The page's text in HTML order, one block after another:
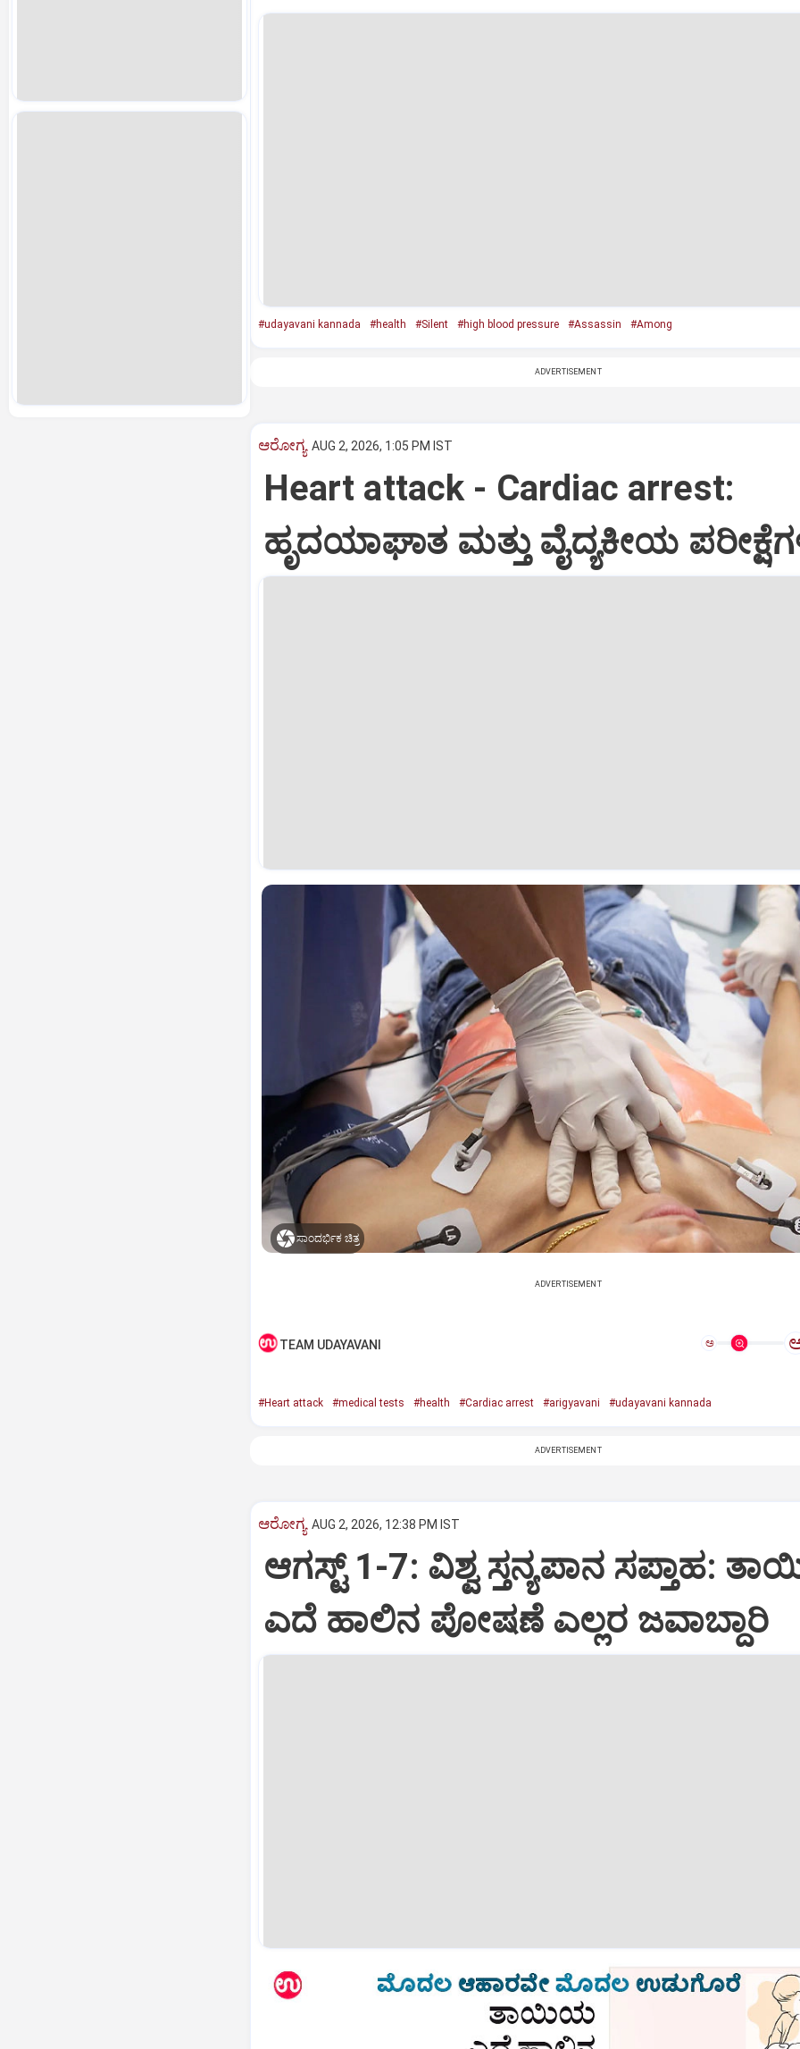
#udayavani kannada #health #Silent #high blood pressure #Assassin #Among
ADVERTISEMENT
ಆರೋಗ್ಯ AUG 2, 2026, 1:05 PM IST
Heart attack - Cardiac arrest:
ಹೃದಯಾಘಾತ ಮತ್ತು ವೈದ್ಯಕೀಯ
ಸಾಂದರ್ಭಿಕ ಚಿತ್ರ
ADVERTISEMENT
TEAM UDAYAVANI ಅ
#Heart attack #medical tests #health #Cardiac arrest #arigyavani #udayavani kannada
ADVERTISEMENT
ಆರೋಗ್ಯ AUG 2, 2026, 12:38 PM IST
ಆಗಸ್ಟ್‌ 1-7: ವಿಶ್ವ ಸ್ತನ್ಯಪಾನ ಸಪ್ತಾಹ:
ಎದೆ ಹಾಲಿನ ಪೋಷಣೆ ಎಲ್ಲರ ಜವಾಬ್ದಾರಿ